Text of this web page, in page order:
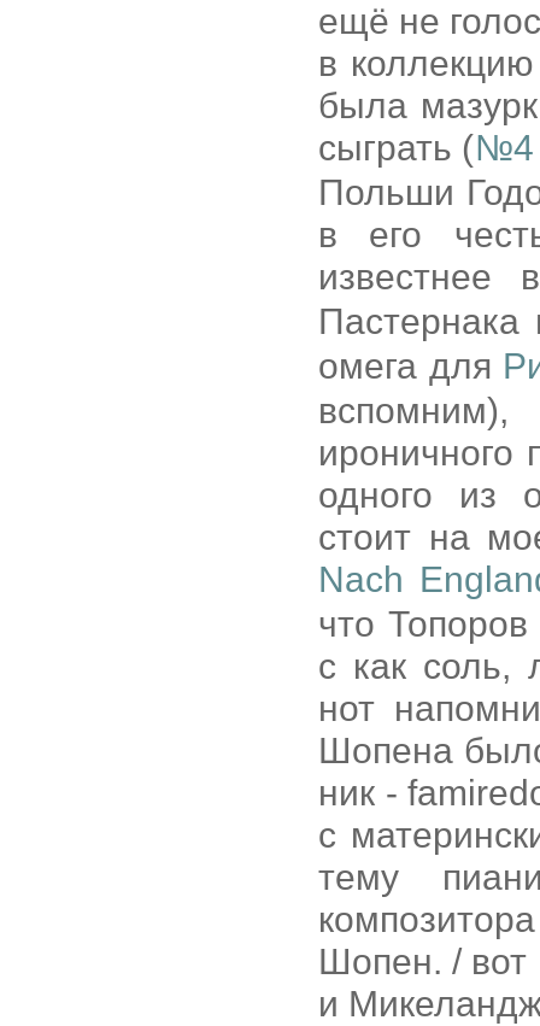
ещё не
в
была
сыграть (№4
Польши
в его
омега для
ироничного
одного из
стоит на
Nach
что
c как соль,
нот
Шопена
ник -
с
тему
Шопен. / вот
и